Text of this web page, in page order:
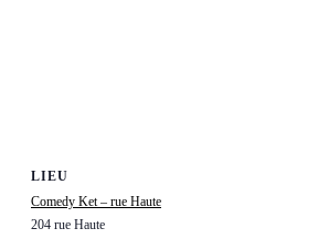
LIEU
Comedy Ket – rue Haute
204 rue Haute